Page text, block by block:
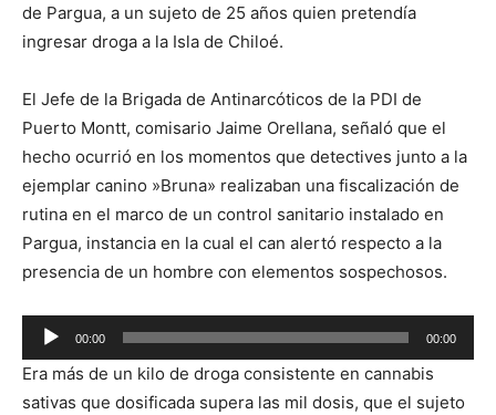
de Pargua, a un sujeto de 25 años quien pretendía
ingresar droga a la Isla de Chiloé.
El Jefe de la Brigada de Antinarcóticos de la PDI de
Puerto Montt, comisario Jaime Orellana, señaló que el
hecho ocurrió en los momentos que detectives junto a la
ejemplar canino »Bruna» realizaban una fiscalización de
rutina en el marco de un control sanitario instalado en
Pargua, instancia en la cual el can alertó respecto a la
presencia de un hombre con elementos sospechosos.
Reproductor
de
audio
00:00 00:00
Era más de un kilo de droga consistente en cannabis
sativas que dosificada supera las mil dosis, que el sujeto